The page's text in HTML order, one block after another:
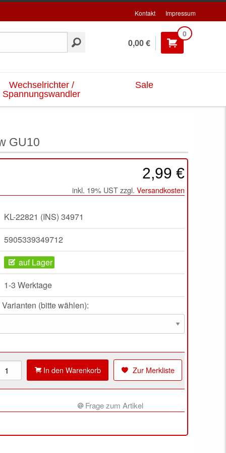
Kontakt Impressum
0
0,00 €
Wechselrichter /
Spannungswandler
Sale
GU10
2,99 €
inkl. 19% UST zzgl. Versandkosten
KL-22821 (INS) 34971
5905339349712
auf Lager
1-3 Werktage
(bitte wählen):
Zur Merkliste
In den Warenkorb
Frage zum Artikel